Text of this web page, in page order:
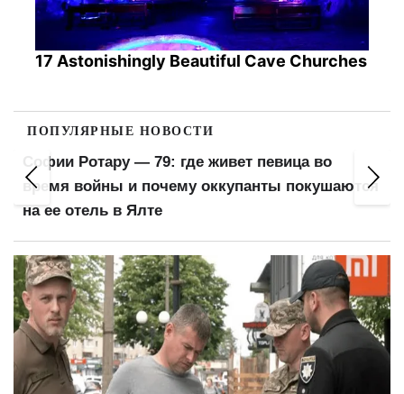
17 Astonishingly Beautiful Cave Churches
ПОПУЛЯРНЫЕ НОВОСТИ
Новые приоритеты мобилизации: кого
предлагают призывать в армию в первую
очередь